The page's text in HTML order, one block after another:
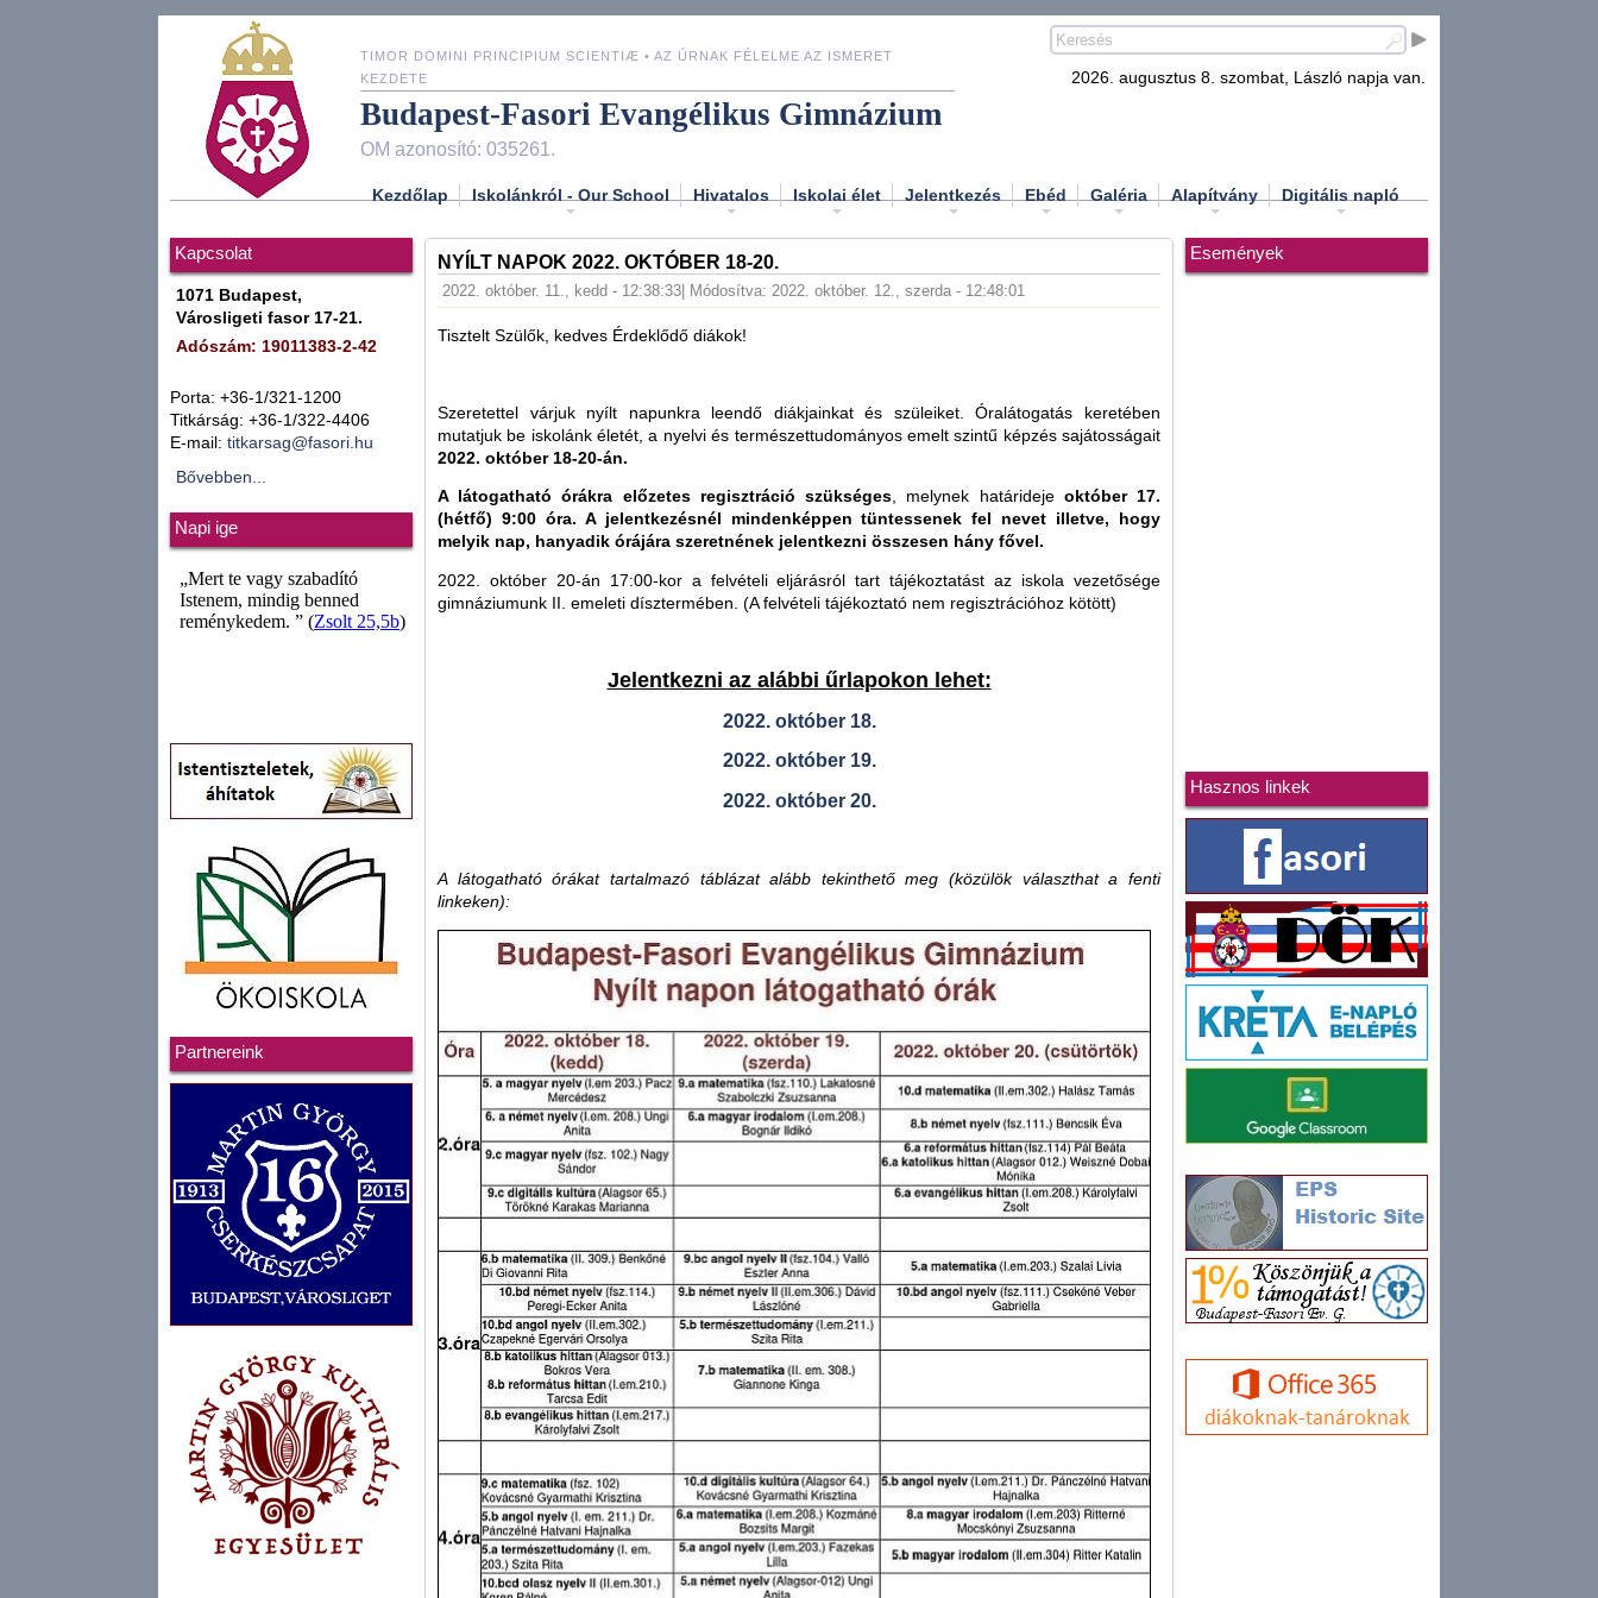
TIMOR DOMINI PRINCIPIUM SCIENTIÆ • AZ ÚRNAK FÉLELME AZ ISMERET
KEZDETE
Budapest-Fasori Evangélikus Gimnázium
OM azonosító: 035261.
2026. augusztus 8. szombat, László napja van.
Kezdőlap Iskolánkról - Our School Hivatalos Iskolai élet Jelentkezés Ebéd Galéria Alapítvány Digitális napló
Kapcsolat
1071 Budapest,
Városligeti fasor 17-21.
Adószám: 19011383-2-42
Porta: +36-1/321-1200
Titkárság: +36-1/322-4406
E-mail: titkarsag@fasori.hu
Bővebben...
Napi ige
Partnereink
NYÍLT NAPOK 2022. OKTÓBER 18-20.
2022. október. 11., kedd - 12:38:33 | Módosítva: 2022. október. 12., szerda - 12:48:01
Tisztelt Szülők, kedves Érdeklődő diákok!
Szeretettel várjuk nyílt napunkra leendő diákjainkat és szüleiket. Óralátogatás keretében
mutatjuk be iskolánk életét, a nyelvi és természettudományos emelt szintű képzés sajátosságait
2022. október 18-20-án.
A látogatható órákra előzetes regisztráció szükséges, melynek határidejeoktóber 17.
(hétfő) 9:00 óra. A jelentkezésnél mindenképpen tüntessenek fel nevet illetve, hogy
melyik nap, hanyadik órájára szeretnének jelentkezni összesen hány fővel.
2022. október 20-án 17:00-kor a felvételi eljárásról tart tájékoztatást az iskola vezetősége
gimnáziumunk II. emeleti dísztermében. (A felvételi tájékoztató nem regisztrációhoz kötött)
Jelentkezni az alábbi űrlapokon lehet:
2022. október 18.
2022. október 19.
2022. október 20.
A látogatható órákat tartalmazó táblázat alább tekinthető meg (közülök választhat a fenti
linkeken):
Események
Hasznos linkek